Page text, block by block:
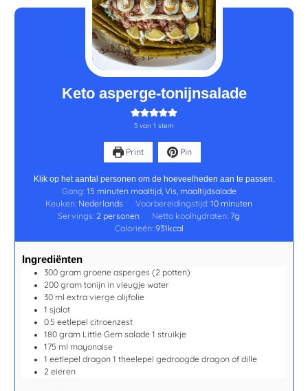
Keto asperge-tonijnsalade
5 van 1 stem
Print Pin
Klik op het aantal personen om de hoeveelheden aan te passen.
Gang: 15 minuten maaltijd, Vis, maaltijdsalade
Keuken: Nederlands Voorbereidingstijd: 10 minuten
Servings: 2 personen Netto koolhydraten: 7g
Calorieën: 931kcal
Ingrediënten
300 gram groene asperges (2 potten)
200 gram tonijn in vleugje water
30 ml extra vierge olijfolie
1 sjalot
0.5 eetlepel citroenzest
180 gram Little Gem salade 1 struikje
175 ml mayonaise
1 eetlepel dragon 1 theelepel gedroogde dragon of dille
2 eieren